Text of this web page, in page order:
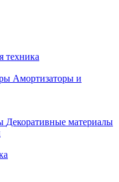
техника
Амортизаторы и
Декоративные материалы